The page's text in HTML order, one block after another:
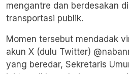
mengantre dan berdesakan
transportasi publik.
Momen tersebut mendadak
akun X (dulu Twitter)
yang beredar, Sekretaris